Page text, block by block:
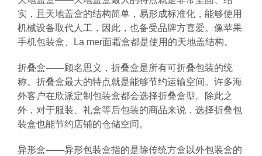
实，且天地盖盒的结构简单，易形成标准化，能够使用
机械设备取代人工，因此，也备受品牌方喜爱。像苹果
手机包装盒、La mer面霜盒都是使用的天地盖结构。
折叠盒——顾名思义，折叠盒是所有可折叠包装的统
称。折叠盒最大的特点就是能够节约运输空间。许多海
外客户在欣派定制包装盒都会选择折叠盒型。除此之
外，对于服装、礼盒等后包装的商品来说，选择折叠包
装盒也能节约店铺的仓储空间。
异形盒——异形包装盒指的是除传统方盒以外包装盒的